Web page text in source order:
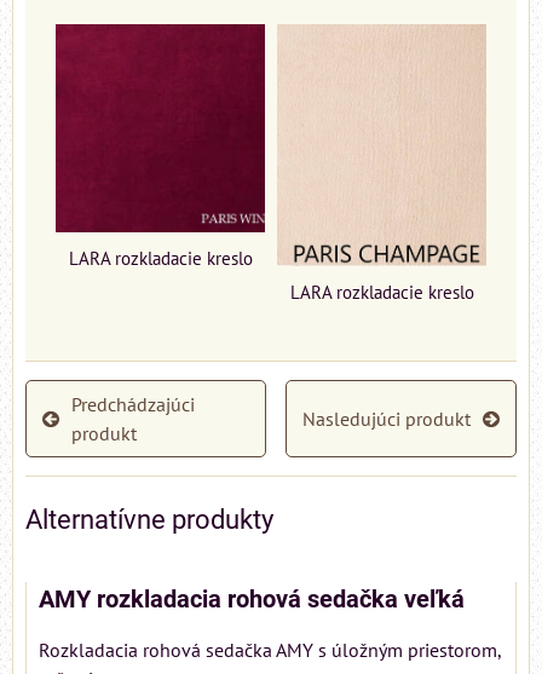
LARA rozkladacie kreslo
LARA rozkladacie kreslo
Predchádzajúci
produkt
Nasledujúci produkt
Alternatívne produkty
AMY rozkladacia rohová sedačka veľká
Rozkladacia rohová sedačka AMY s úložným priestorom,